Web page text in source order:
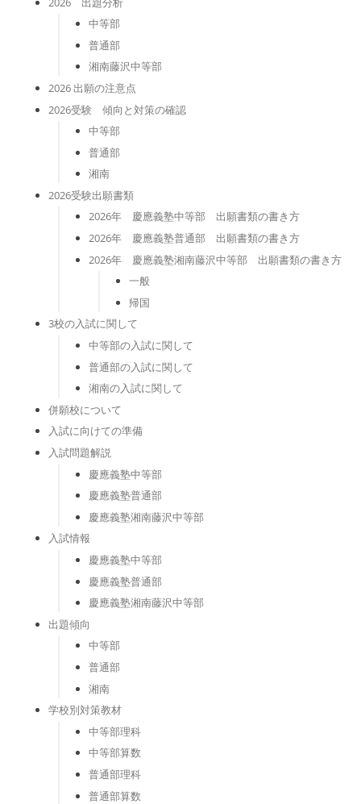
中等部
普通部
湘南藤沢中等部
2026 出願の注意点
2026受験 傾向と対策の確認
中等部
普通部
湘南
2026受験出願書類
2026年 慶應義塾中等部 出願書類の書き方
2026年 慶應義塾普通部 出願書類の書き方
2026年 慶應義塾湘南藤沢中等部 出願書類の書き方
一般
帰国
3校の入試に関して
中等部の入試に関して
普通部の入試に関して
湘南の入試に関して
併願校について
入試に向けての準備
入試問題解説
慶應義塾中等部
慶應義塾普通部
慶應義塾湘南藤沢中等部
入試情報
慶應義塾中等部
慶應義塾普通部
慶應義塾湘南藤沢中等部
出題傾向
中等部
普通部
湘南
学校別対策教材
中等部理科
中等部算数
普通部理科
普通部算数